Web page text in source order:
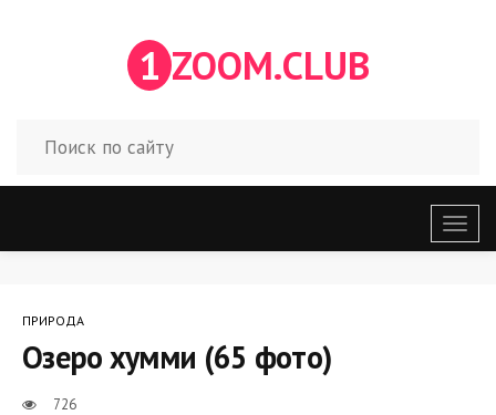
1 ZOOM.CLUB
меню
ПРИРОДА
Озеро хумми (65 фото)
726